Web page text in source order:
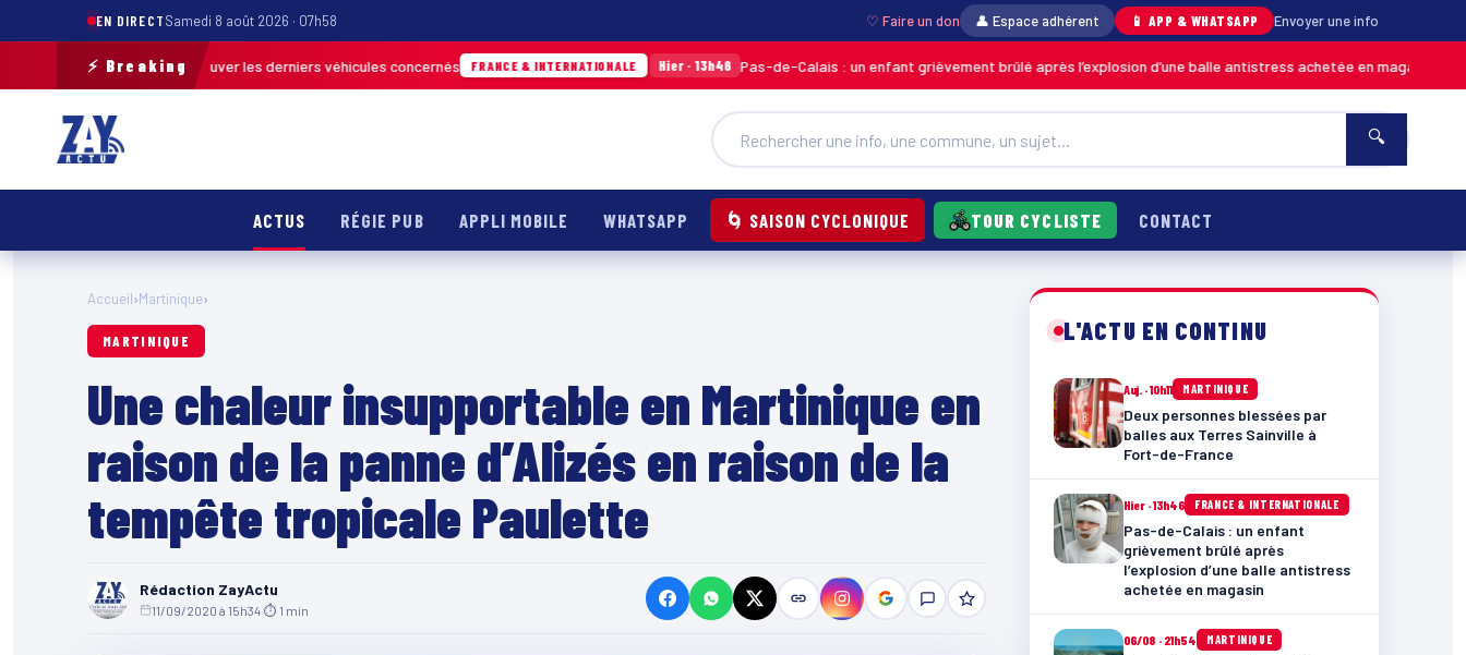
EN DIRECTSamedi 8 août 2026 · 07h58 ♡ Faire un don 👤 Espace adhérent 📱 APP & WHATSAPP Envoyer une info
⚡ Breaking
pour retrouver les derniers véhicules concernés FRANCE & INTERNATIONALE Hier · 13h46 Pas-de-Calais : un enfant grièvement brûlé après l’explosion d’une balle antistress achetée en magasin MARTINIQUE
🔍
ACTUS RÉGIE PUB APPLI MOBILE WHATSAPP 🌀 SAISON CYCLONIQUE TOUR CYCLISTE CONTACT
Accueil›Martinique›
MARTINIQUE
Une chaleur insupportable en Martinique en
raison de la panne d’Alizés en raison de la
tempête tropicale Paulette
Rédaction ZayActu
11/09/2020 à 15h34 ⏱ 1 min
L'ACTU EN CONTINU
Auj. · 10h11 MARTINIQUE
Deux personnes blessées par
balles aux Terres Sainville à
Fort-de-France
Hier · 13h46 FRANCE & INTERNATIONALE
Pas-de-Calais : un enfant
grièvement brûlé après
l’explosion d’une balle antistress
achetée en magasin
06/08 · 21h54 MARTINIQUE